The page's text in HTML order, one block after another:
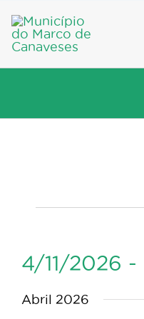
to
content
4/11/2026 -
a
Abril 2026